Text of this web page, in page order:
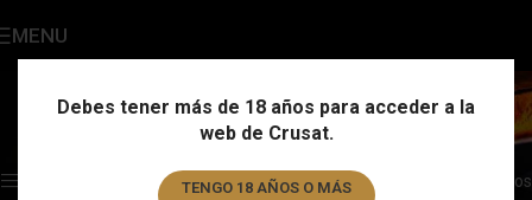
Debes tener más de 18 años para acceder a la
web de Crusat.
TENGO 18 AÑOS O MÁS
MENU Chequia
Showing all 5 results
Filtros